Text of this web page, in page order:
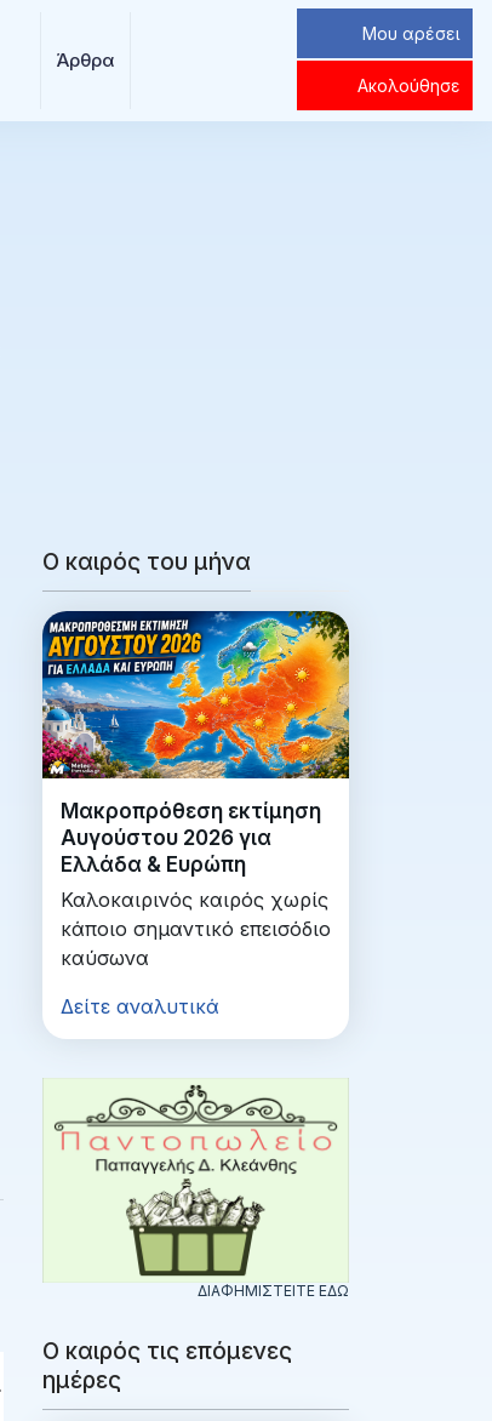
Άρθρα
Μου αρέσει
Ακολούθησε
Ο καιρός του μήνα
Μακροπρόθεση εκτίμηση
Αυγούστου 2026 για
Ελλάδα & Ευρώπη
Καλοκαιρινός καιρός χωρίς
κάποιο σημαντικό επεισόδιο
καύσωνα
Δείτε αναλυτικά
ΔΙΑΦΗΜΙΣΤΕΙΤΕ ΕΔΩ
Ο καιρός τις επόμενες
ημέρες